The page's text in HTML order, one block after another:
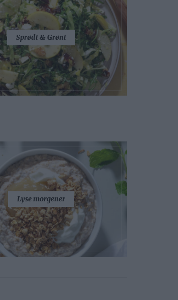
Sprødt & Grønt
Lyse morgener